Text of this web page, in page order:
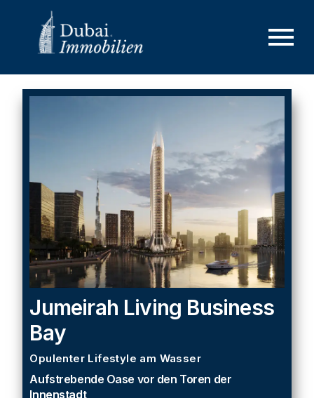
Jumeirah Living Business
Bay
Opulenter Lifestyle am Wasser
Aufstrebende Oase vor den Toren der
Innenstadt